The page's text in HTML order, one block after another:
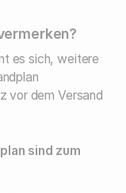
es sich, weitere
vor dem Versand
sind zum